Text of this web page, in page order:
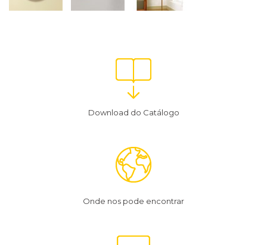
Download do Catálogo
Onde nos pode encontrar